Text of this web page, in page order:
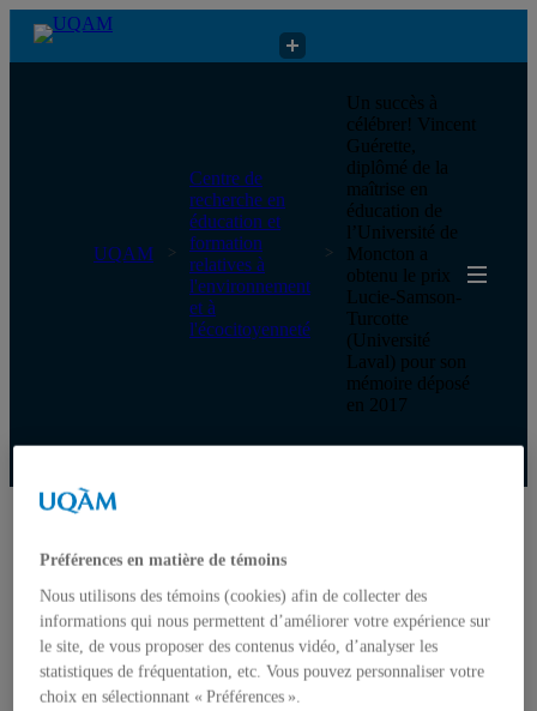
Centre de recherche en éducation et formation relatives à
UQAM
Centre de
recherche en
éducation et
formation
relatives à
l'environnement
et à
l'écocitoyenneté
Un succès à
célébrer! Vincent
Guérette,
diplômé de la
maîtrise en
éducation de
l’Université de
Moncton a
obtenu le prix
Lucie-Samson-
Turcotte
(Université
Laval) pour son
mémoire déposé
en 2017
Qui nous sommes
Mission
Historique
Comité de direction
Membres
Chercheur.e.s régulier.ère.s
Chercheur.e.s associé.e.s
Préférences en matière de témoins
Nous utilisons des témoins (cookies) afin de collecter des
informations qui nous permettent d’améliorer votre expérience sur
le site, de vous proposer des contenus vidéo, d’analyser les
statistiques de fréquentation, etc. Vous pouvez personnaliser votre
choix en sélectionnant « Préférences ».